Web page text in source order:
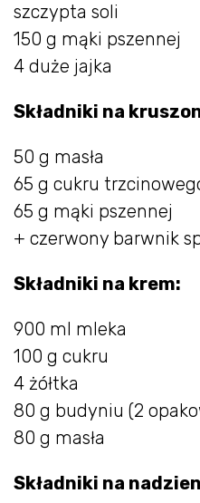
szczypta soli
150 g mąki pszennej
4 duże jajka
Składniki na
50 g masła
65 g cukru
65 g mąki pszennej
+ czerwony barwnik
Składniki na krem:
900 ml mleka
100 g cukru
4 żółtka
80 g budyniu (2
80 g masła
Składniki na